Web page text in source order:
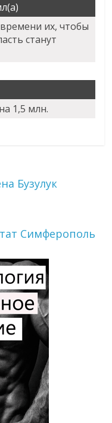
их, чтобы
станут
1,5 млн.
Бузулук
Симферополь